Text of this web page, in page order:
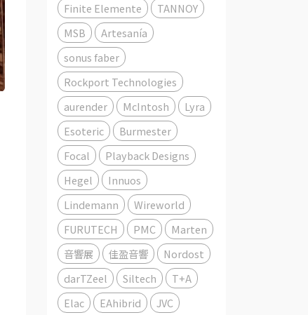
Finite Elemente
TANNOY
MSB
Artesanía
sonus faber
Rockport Technologies
aurender
McIntosh
Lyra
Esoteric
Burmester
Focal
Playback Designs
Hegel
Innuos
Lindemann
Wireworld
FURUTECH
PMC
Marten
音響展
佳盈音響
Nordost
darTZeel
Siltech
T+A
Elac
EAhibrid
JVC